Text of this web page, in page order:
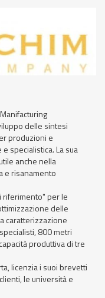
delle sintesi
produzioni e
specialistica. La sua
anche nella
e risanamento
riferimento" per le
delle
caratterizzazione
800 metri
produttiva di tre
licenzia i suoi brevetti
le università e